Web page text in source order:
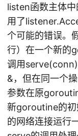
listen函数主体
用了
个可能的错误。
行）在一个新的
调用
&，但在同一个
参数在原
新goroutine的初
的网络连接运行